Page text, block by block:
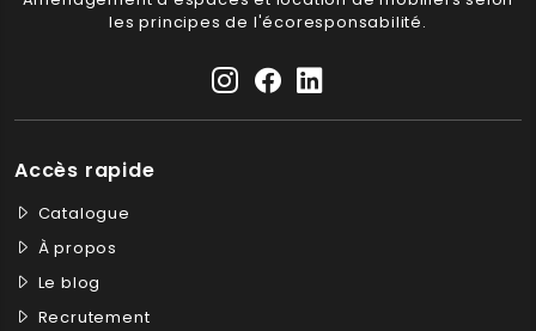
les principes de l'écoresponsabilité.
Accès rapide
Catalogue
À propos
Le blog
Recrutement